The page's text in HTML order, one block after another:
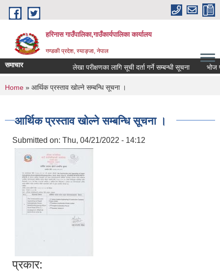
Skip to main content
हरिनास गाउँपालिका,गाउँकार्यपालिका कार्यालय
गण्डकी प्रदेश, स्याङ्जा, नेपाल
समाचार लेखा परीक्षणका लागि सूची दर्ता गर्ने सम्बन्धी सूचना भोज
You are here
Home » आर्थिक प्रस्ताव खोल्ने सम्बन्धि सूचना ।
आर्थिक प्रस्ताव खोल्ने सम्बन्धि सूचना ।
Submitted on: Thu, 04/21/2022 - 14:12
प्रकार: